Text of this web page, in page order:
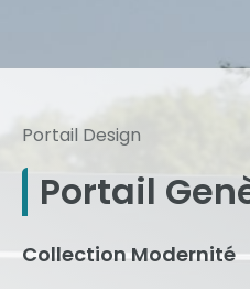
Portail Design
Portail
Collection Modernité